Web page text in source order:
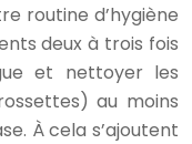
routine d’hygiène
deux à trois fois
et nettoyer les
au moins
À cela s’ajoutent